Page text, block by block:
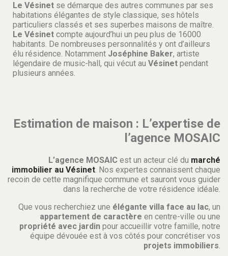
Le Vésinet se démarque des autres communes par ses
habitations élégantes de style classique, ses hôtels
particuliers classés et ses superbes maisons de maître.
Le Vésinet compte aujourd’hui un peu plus de 16000
habitants. De nombreuses personnalités y ont d’ailleurs
élu résidence. Notamment Joséphine Baker, artiste
légendaire de music-hall, qui vécut au Vésinet pendant
plusieurs années.
Estimation de maison : L’expertise de
l’agence MOSAIC
L’agence MOSAIC est un acteur clé du marché
immobilier au Vésinet. Nos expertes connaissent chaque
recoin de cette magnifique commune et sauront vous guider
dans la recherche de votre résidence idéale.
Que vous recherchiez une élégante villa face au lac, un
appartement de caractère en centre-ville ou une
propriété avec jardin pour accueillir votre famille, notre
équipe dévouée est à vos côtés pour concrétiser vos
projets immobiliers.